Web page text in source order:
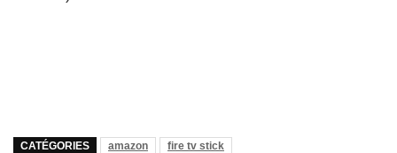
CATÉGORIES amazon fire tv stick